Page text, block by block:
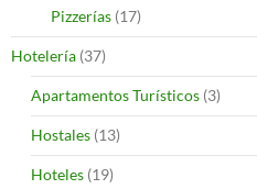
Pizzerías (17)
Hotelería (37)
Apartamentos Turísticos (3)
Hostales (13)
Hoteles (19)